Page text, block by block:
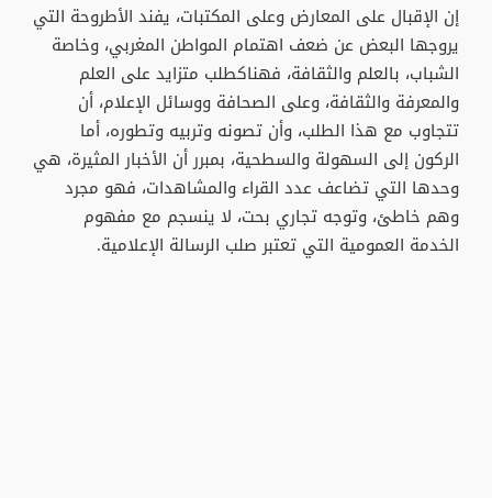
إن الإقبال على المعارض وعلى المكتبات، يفند الأطروحة التي
يروجها البعض عن ضعف اهتمام المواطن المغربي، وخاصة
الشباب، بالعلم والثقافة، فهناكطلب متزايد على العلم
والمعرفة والثقافة، وعلى الصحافة ووسائل الإعلام، أن
تتجاوب مع هذا الطلب، وأن تصونه وتربيه وتطوره، أما
الركون إلى السهولة والسطحية، بمبرر أن الأخبار المثيرة، هي
وحدها التي تضاعف عدد القراء والمشاهدات، فهو مجرد
وهم خاطئ، وتوجه تجاري بحت، لا ينسجم مع مفهوم
الخدمة العمومية التي تعتبر صلب الرسالة الإعلامية.